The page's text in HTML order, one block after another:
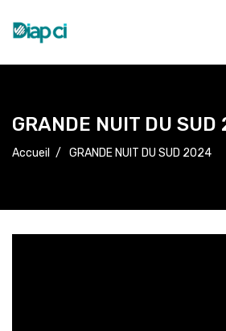
GRANDE NUIT DU
Accueil / GRANDE NUIT DU SUD 2024